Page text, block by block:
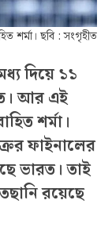
শর্মা। ছবি : সংগৃহীত
দিয়ে ১১
আর এই
শর্মা।
ফাইনালের
ভারত। তাই
রয়েছে